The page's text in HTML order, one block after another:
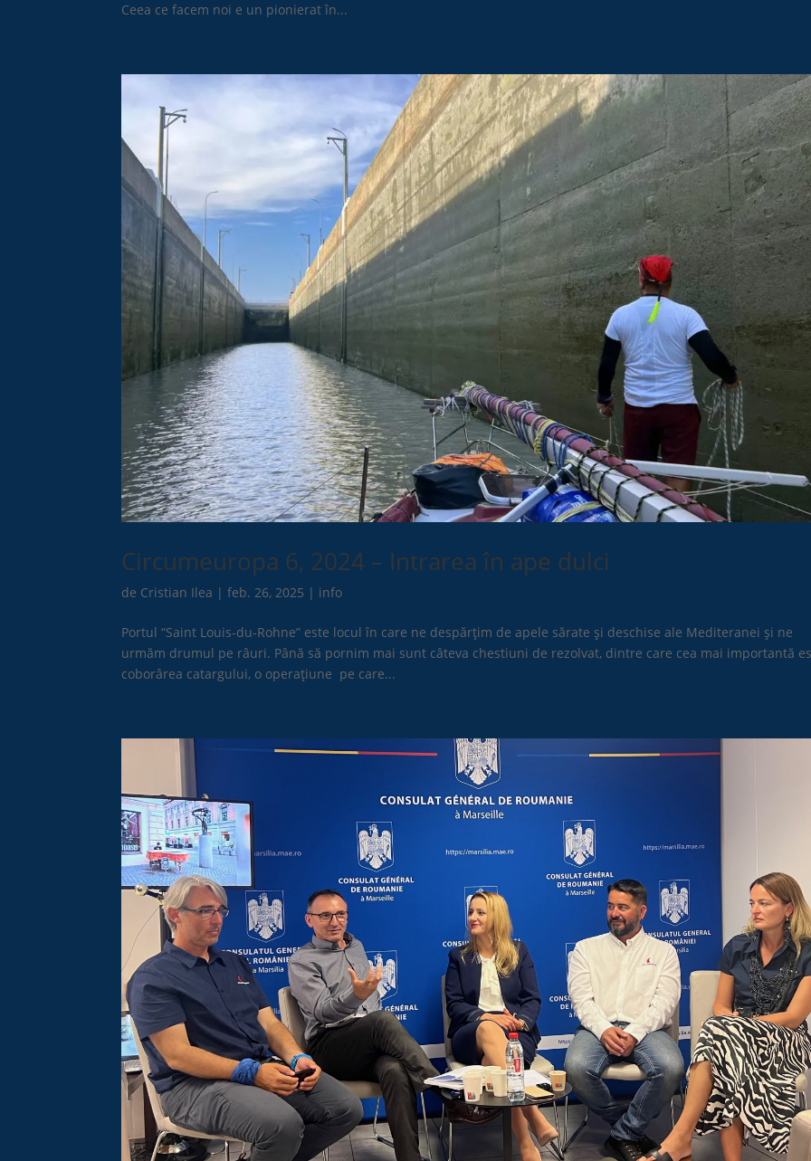
Ceea ce facem noi e un pionierat în...
Circumeuropa 6, 2024 – Intrarea în ape dulci
de Cristian Ilea |feb. 26, 2025 | info
Portul “Saint Louis-du-Rohne” este locul în care ne despărțim de apele sărate şi deschise ale Mediteranei şi ne
urmăm drumul pe râuri. Până să pornim mai sunt câteva chestiuni de rezolvat, dintre care cea mai importantă
coborârea catargului, o operaţiune pe care...